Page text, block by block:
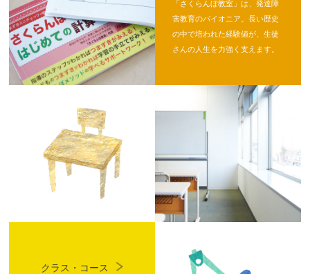
「さくらんぼ教室」は、発達障
害教育のパイオニア。長い歴史
の中で培われた経験値が、生徒
さんの人生を力強く支えます。
クラス・コース